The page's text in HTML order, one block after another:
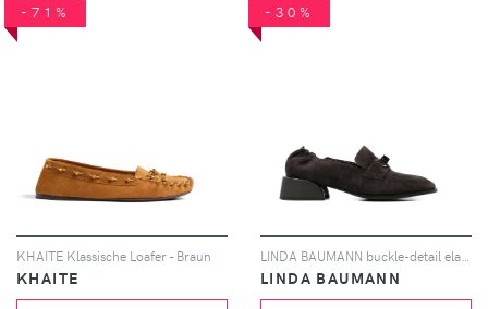
-71%
KHAITE Klassische Loafer - Braun
KHAITE
-30%
LINDA BAUMANN